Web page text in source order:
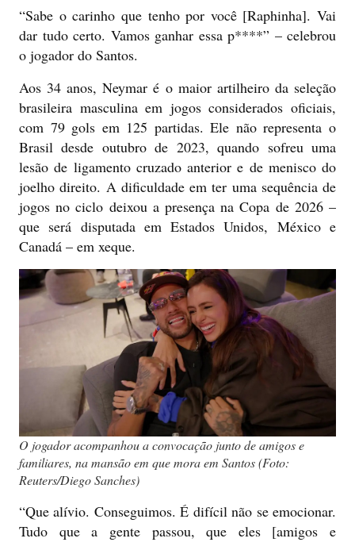
“Sabe o carinho que tenho por você [Raphinha]. Vai
dar tudo certo. Vamos ganhar essa p****” – celebrou
o jogador do Santos.
Aos 34 anos, Neymar é o maior artilheiro da seleção
brasileira masculina em jogos considerados oficiais,
com 79 gols em 125 partidas. Ele não representa o
Brasil desde outubro de 2023, quando sofreu uma
lesão de ligamento cruzado anterior e de menisco do
joelho direito. A dificuldade em ter uma sequência de
jogos no ciclo deixou a presença na Copa de 2026 –
que será disputada em Estados Unidos, México e
Canadá – em xeque.
O jogador acompanhou a convocação junto de amigos e
familiares, na mansão em que mora em Santos (Foto:
Reuters/Diego Sanches)
“Que alívio. Conseguimos. É difícil não se emocionar.
Tudo que a gente passou, que eles [amigos e